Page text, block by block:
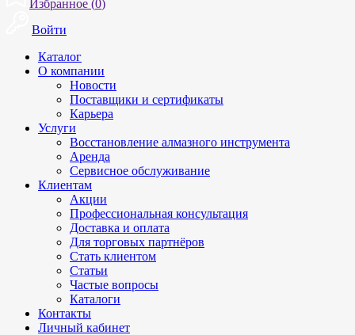
Избранное (0)
Войти
Каталог
О компании
Новости
Поставщики и сертификаты
Карьера
Услуги
Восстановление алмазного инструмента
Аренда
Сервисное обслуживание
Клиентам
Акции
Профессиональная консультация
Доставка и оплата
Для торговых партнёров
Стать клиентом
Статьи
Частые вопросы
Каталоги
Контакты
Личный кабинет